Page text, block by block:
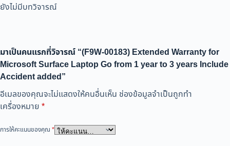
ยังไม่มีบทวิจารณ์
มาเป็นคนแรกที่วิจารณ์ “(F9W-00183) Extended Warranty for
Microsoft Surface Laptop Go from 1 year to 3 years Include
Accident added”
อีเมลของคุณจะไม่แสดงให้คนอื่นเห็น ช่องข้อมูลจำเป็นถูกทำ
เครื่องหมาย *
การให้คะแนนของคุณ *